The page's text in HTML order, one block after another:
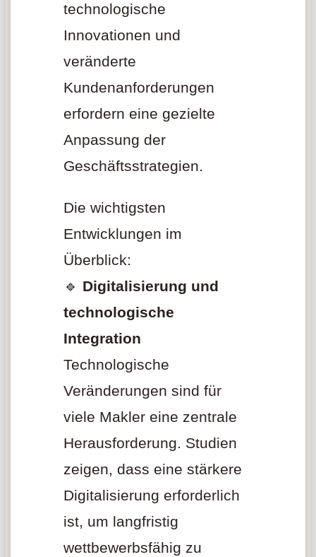
technologische
Innovationen und
veränderte
Kundenanforderungen
erfordern eine gezielte
Anpassung der
Geschäftsstrategien.
Die wichtigsten
Entwicklungen im
Überblick:
🔹 Digitalisierung und
technologische
Integration
Technologische
Veränderungen sind für
viele Makler eine zentrale
Herausforderung. Studien
zeigen, dass eine stärkere
Digitalisierung erforderlich
ist, um langfristig
wettbewerbsfähig zu